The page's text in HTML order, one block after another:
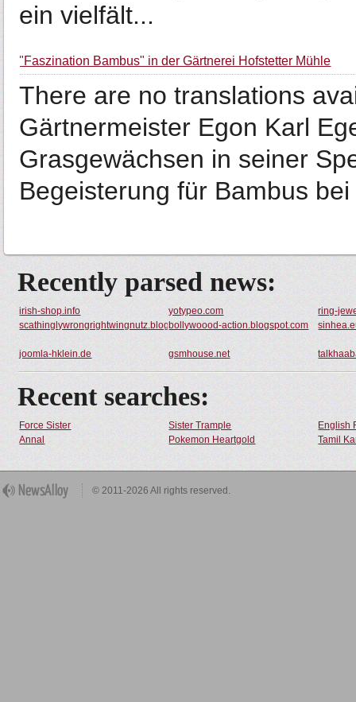
ein vielfält...
"Faszination Bambus" in der Gärtnerei Hofstetter Mühle
There are no translations
Gärtnermeister Egon Karl
Grasgewächsen in seiner
Begeisterung für Bambus bei
Recently parsed news:
irish-shop.info yotypeo.com
ring-
scathinglywrongrightwingnutz.blogspot.combollywoood-action.blogspot.com
joomla-hklein.de gsmhouse.net
Recent searches:
Force Sister Sister Trample
English
Annal
Pokemon Heartgold Tamil
© 2011-2026 All rights reserved.